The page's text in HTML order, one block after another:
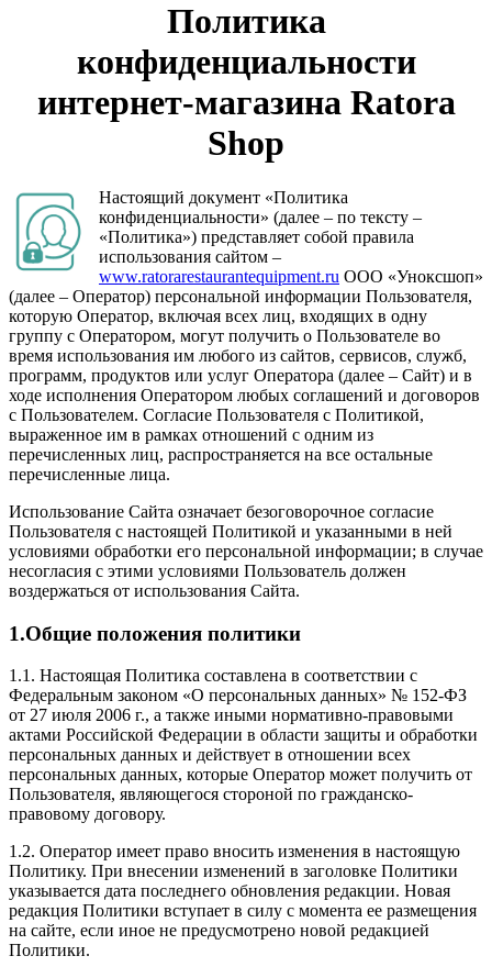
Политика
конфиденциальности
интернет-магазина Ratora
Shop
Настоящий документ «Политика
конфиденциальности» (далее – по тексту –
«Политика») представляет собой правила
использования сайтом –
www.ratorarestaurantequipment.ru ООО «Уноксшоп»
(далее – Оператор) персональной информации Пользователя,
которую Оператор, включая всех лиц, входящих в одну
группу с Оператором, могут получить о Пользователе во
время использования им любого из сайтов, сервисов, служб,
программ, продуктов или услуг Оператора (далее – Сайт) и в
ходе исполнения Оператором любых соглашений и договоров
с Пользователем. Согласие Пользователя с Политикой,
выраженное им в рамках отношений с одним из
перечисленных лиц, распространяется на все остальные
перечисленные лица.
Использование Сайта означает безоговорочное согласие
Пользователя с настоящей Политикой и указанными в ней
условиями обработки его персональной информации; в случае
несогласия с этими условиями Пользователь должен
воздержаться от использования Сайта.
1.Общие положения политики
1.1. Настоящая Политика составлена в соответствии с
Федеральным законом «О персональных данных» № 152-ФЗ
от 27 июля 2006 г., а также иными нормативно-правовыми
актами Российской Федерации в области защиты и обработки
персональных данных и действует в отношении всех
персональных данных, которые Оператор может получить от
Пользователя, являющегося стороной по гражданско-
правовому договору.
1.2. Оператор имеет право вносить изменения в настоящую
Политику. При внесении изменений в заголовке Политики
указывается дата последнего обновления редакции. Новая
редакция Политики вступает в силу с момента ее размещения
на сайте, если иное не предусмотрено новой редакцией
Политики.